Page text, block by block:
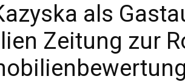
als
Zeitung zur